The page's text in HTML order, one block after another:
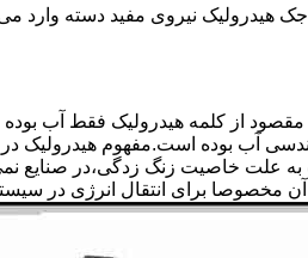
هیدرولیک نیروی مفید دسته وارد
از کلمه هیدرولیک فقط آب بوده و
آب بوده است.مفهوم هیدرولیک
علت خاصیت زنگ زدگی،در صنایع
مخصوصا برای انتقال انرژی در